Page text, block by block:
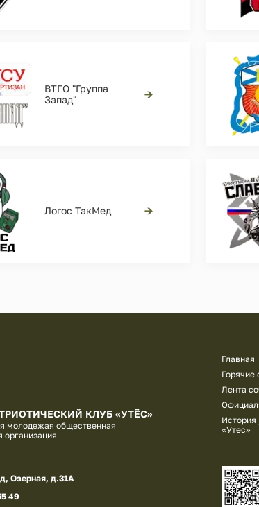
ВТГО "Группа
Запад"
→
Логос ТакМед →
КЛУБ «УТЁС»
молодежая общественная
организация
Главная
Горячие
Лента
«Утес»
Озерная, д.31А
49